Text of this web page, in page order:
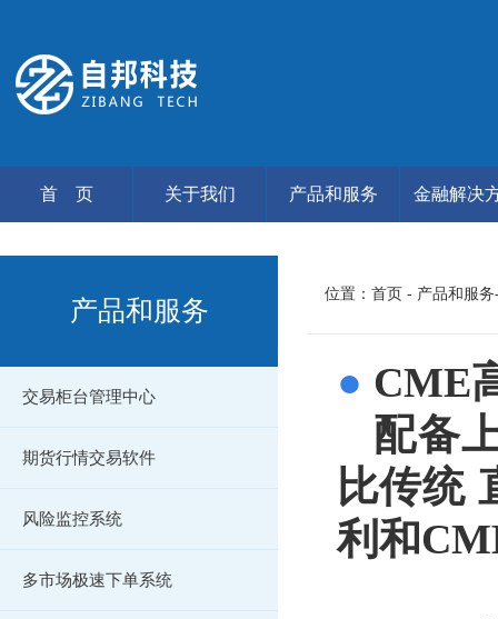
首 页 关于我们 产品和服务 金融解决
产品和服务
交易柜台管理中心
期货行情交易软件
风险监控系统
多市场极速下单系统
位置： 首页 - 产品和服务
● CME
配备
比传统
利和